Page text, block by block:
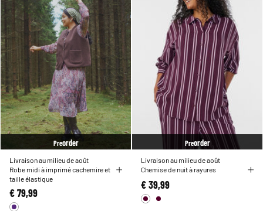
Preorder
Livraison au milieu de août
Robe midi à imprimé cachemire et
taille élastique
€ 79,99
Preorder
Livraison au milieu de août
Chemise de nuit à rayures
€ 39,99